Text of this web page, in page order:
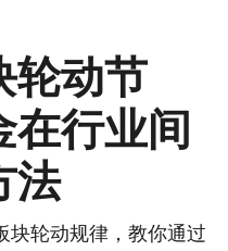
轮动节
在行业间
法
块轮动规律，教你通过